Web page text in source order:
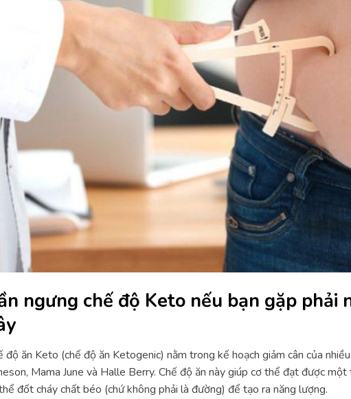
ngưng chế độ Keto nếu bạn gặp phải
độ ăn Keto (chế độ ăn Ketogenic) nằm trong kế hoạch giảm cân của
Mama June và Halle Berry. Chế độ ăn này giúp cơ thể đạt được
đốt cháy chất béo (chứ không phải là đường) để tạo ra năng lượng.